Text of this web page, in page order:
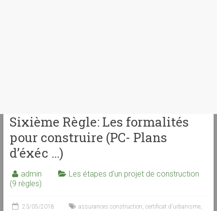
Sixième Règle: Les formalités
pour construire (PC- Plans
d’éxéc …)
admin
Les étapes d'un projet de construction
(9 règles)
23/05/2018 assurances construction, certificat d'urbanisme,